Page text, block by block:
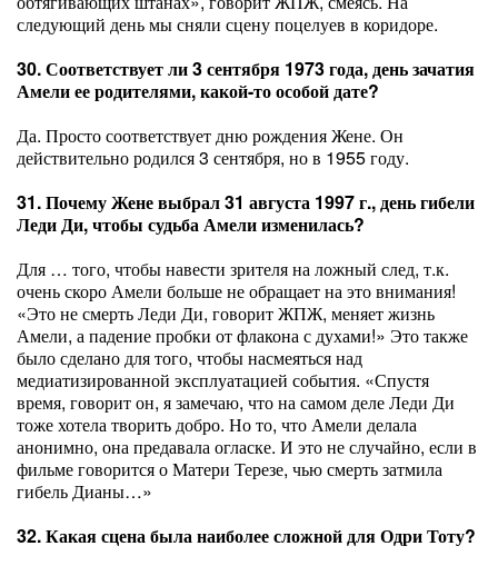
следующий день мы сняли сцену поцелуев в коридоре.
30. Соответствует ли 3 сентября 1973 года, день зачатия
Амели ее родителями, какой-то особой дате?
Да. Просто соответствует дню рождения Жене. Он
действительно родился 3 сентября, но в 1955 году.
31. Почему Жене выбрал 31 августа 1997 г., день гибели
Леди Ди, чтобы судьба Амели изменилась?
Для … того, чтобы навести зрителя на ложный след, т.к.
очень скоро Амели больше не обращает на это внимания!
«Это не смерть Леди Ди, говорит ЖПЖ, меняет жизнь
Амели, а падение пробки от флакона с духами!» Это также
было сделано для того, чтобы насмеяться над
медиатизированной эксплуатацией события. «Спустя
время, говорит он, я замечаю, что на самом деле Леди Ди
тоже хотела творить добро. Но то, что Амели делала
анонимно, она предавала огласке. И это не случайно, если в
фильме говорится о Матери Терезе, чью смерть затмила
гибель Дианы…»
32. Какая сцена была наиболее сложной для Одри Тоту?